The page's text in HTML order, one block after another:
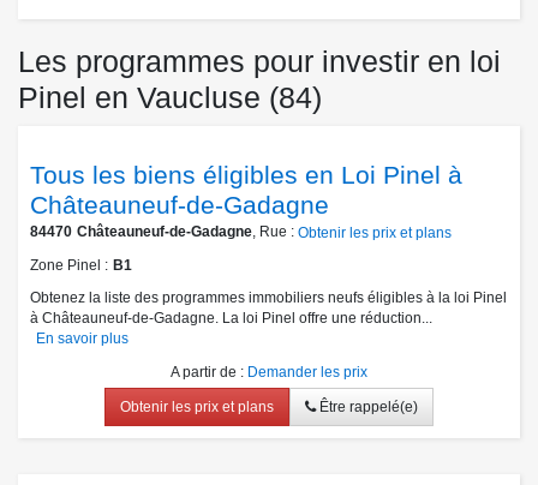
Les programmes pour investir en loi
Pinel en Vaucluse (84)
Tous les biens éligibles en Loi Pinel à
Châteauneuf-de-Gadagne
84470 Châteauneuf-de-Gadagne , Rue : Obtenir les prix et plans
Zone Pinel
B1
Obtenez la liste des programmes immobiliers neufs éligibles à la loi Pinel
à Châteauneuf-de-Gadagne. La loi Pinel offre une réduction...
En savoir plus
A partir de : Demander les prix
Obtenir les prix et plans Être rappelé(e)